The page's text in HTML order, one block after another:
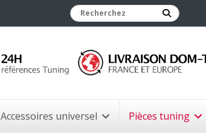
Accessoires universel Pièces tuning